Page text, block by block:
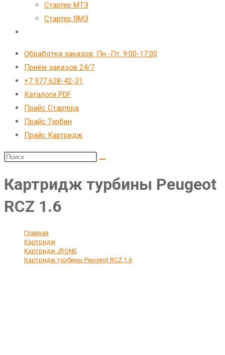
Стартер МТЗ
Стартер ЯМЗ
по
веб-
сайту
Обработка заказов: Пн.-Пт. 9:00-17:00
Приём заказов 24/7
+7 977 628-42-31
Каталоги PDF
Прайс Стартера
Прайс Турбин
Прайс Картридж
Картридж турбины Peugeot
RCZ 1.6
Главная
Картридж
Картридж JRONE
Картридж турбины Peugeot RCZ 1.6